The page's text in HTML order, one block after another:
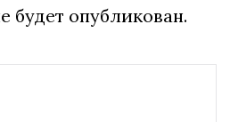
будет опубликован.